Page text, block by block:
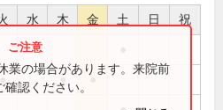
水 木 金 土 日 祝
● ●
業の場合があります。来院前
認ください。